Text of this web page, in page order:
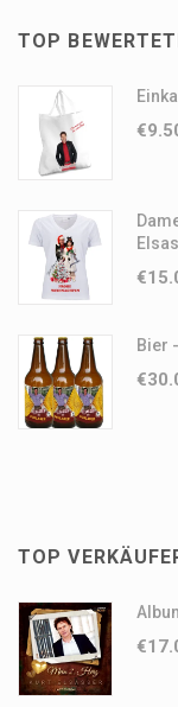
TOP
€
€
Bier
€
TOP
€